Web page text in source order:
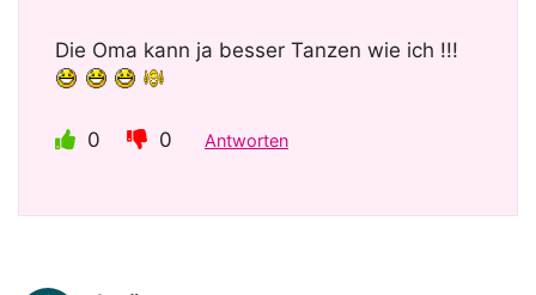
Die Oma kann ja besser Tanzen wie ich !!!
0 0 Antworten